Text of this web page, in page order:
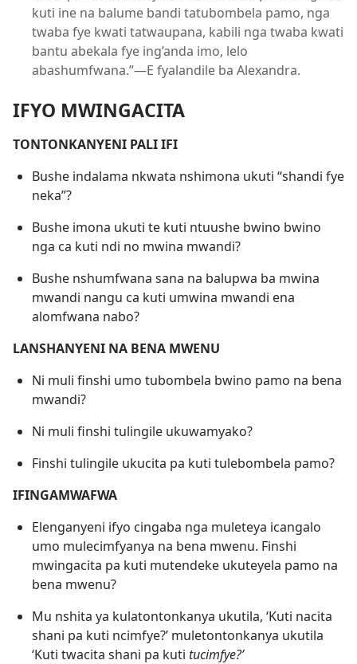
kuti ine na balume bandi tatubombela pamo, nga
twaba fye kwati tatwaupana, kabili nga twaba kwati
bantu abekala fye ing’anda imo, lelo
abashumfwana.”—E fyalandile ba Alexandra.
IFYO MWINGACITA
TONTONKANYENI PALI IFI
Bushe indalama nkwata nshimona ukuti “shandi fye
neka”?
Bushe imona ukuti te kuti ntuushe bwino bwino
nga ca kuti ndi no mwina mwandi?
Bushe nshumfwana sana na balupwa ba mwina
mwandi nangu ca kuti umwina mwandi ena
alomfwana nabo?
LANSHANYENI NA BENA MWENU
Ni muli finshi umo tubombela bwino pamo na bena
mwandi?
Ni muli finshi tulingile ukuwamyako?
Finshi tulingile ukucita pa kuti tulebombela pamo?
IFINGAMWAFWA
Elenganyeni ifyo cingaba nga muleteya icangalo
umo mulecimfyanya na bena mwenu. Finshi
mwingacita pa kuti mutendeke ukuteyela pamo na
bena mwenu?
Mu nshita ya kulatontonkanya ukutila, ‘Kuti nacita
shani pa kuti ncimfye?’ muletontonkanya ukutila
‘Kuti twacita shani pa kuti tucimfye?’